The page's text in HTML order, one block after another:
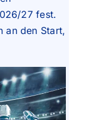
27 fest.
an den Start,